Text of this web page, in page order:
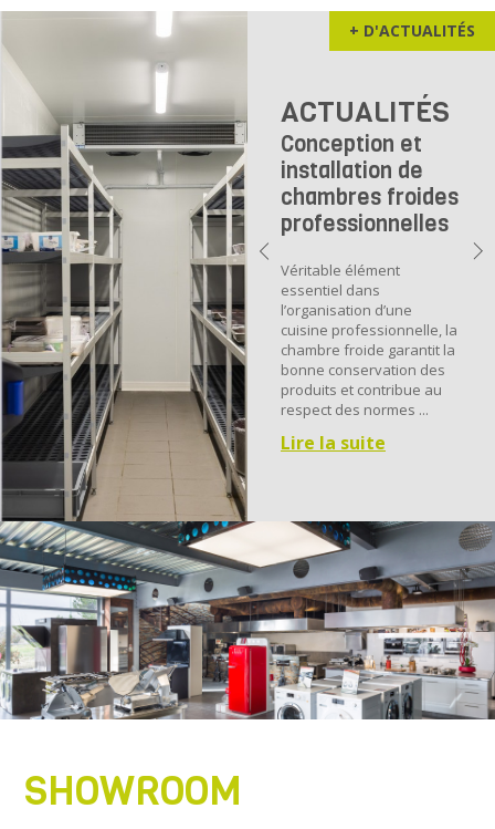
+ D'ACTUALITÉS
ACTUALITÉS
Conception et
installation de
chambres froides
professionnelles
Véritable élément
essentiel dans
l’organisation d’une
cuisine professionnelle, la
chambre froide garantit la
bonne conservation des
produits et contribue au
respect des normes ...
Lire la suite
SHOWROOM